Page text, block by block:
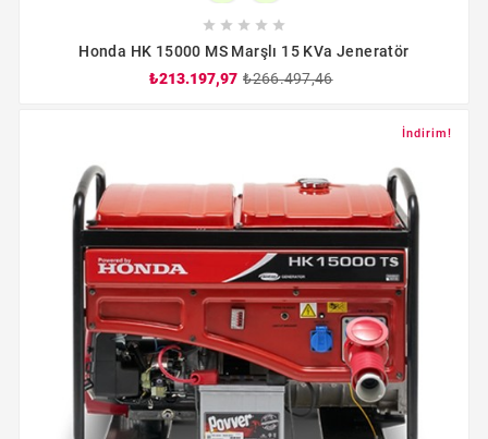
    
Honda HK 15000 MS Marşlı 15 KVa Jeneratör
₺213.197,97 ₺266.497,46
İndirim!